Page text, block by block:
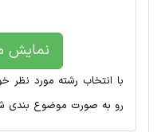
نمایش
با انتخاب رشته مورد نظر
رو به صورت موضوع بندی